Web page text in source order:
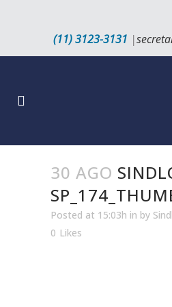
(11) 3123-3131 |
30 AGO
Posted at 15:03h in by
0 Likes